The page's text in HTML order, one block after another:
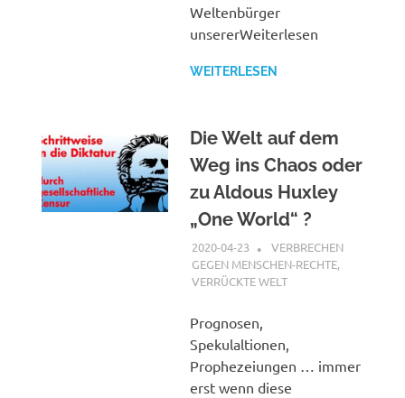
Weltenbürger
unsererWeiterlesen
WEITERLESEN
Die Welt auf dem
Weg ins Chaos oder
zu Aldous Huxley
„One World“ ?
2020-04-23 XX
VERBRECHEN
GEGEN MENSCHEN-RECHTE,
VERRÜCKTE WELT
Prognosen,
Spekulaltionen,
Prophezeiungen … immer
erst wenn diese